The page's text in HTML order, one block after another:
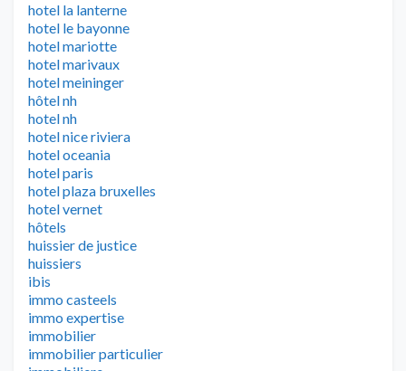
hotel la lanterne
hotel le bayonne
hotel mariotte
hotel marivaux
hotel meininger
hôtel nh
hotel nh
hotel nice riviera
hotel oceania
hotel paris
hotel plaza bruxelles
hotel vernet
hôtels
huissier de justice
huissiers
ibis
immo casteels
immo expertise
immobilier
immobilier particulier